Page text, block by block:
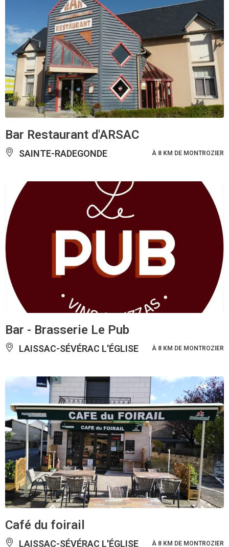
Bar Restaurant d'ARSAC
SAINTE-RADEGONDE À 8 KM DE MONTROZIER
Bar - Brasserie Le Pub
LAISSAC-SÉVÉRAC L'ÉGLISE À 8 KM DE MONTROZIER
Café du foirail
LAISSAC-SÉVÉRAC L'ÉGLISE À 8 KM DE MONTROZIER